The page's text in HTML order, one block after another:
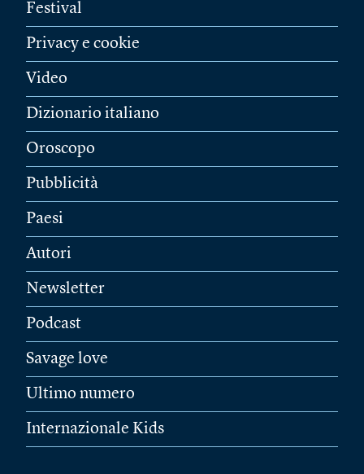
Festival
Privacy e cookie
Video
Dizionario italiano
Oroscopo
Pubblicità
Paesi
Autori
Newsletter
Podcast
Savage love
Ultimo numero
Internazionale Kids